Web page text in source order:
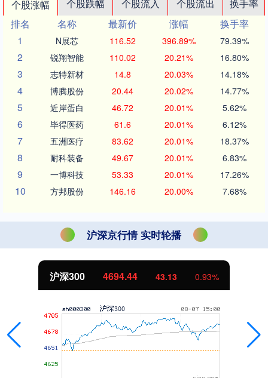
个股涨幅 个股跌幅 个股流入 个股流出
换手率
排名
名称 最新价 涨幅
换手率
1
N展芯 116.52 396.89% 79.39%
2 锐翔智能 110.02 20.21% 16.80%
3 志特新材 14.8 20.03% 14.18%
4 博腾股份 20.44 20.02% 14.77%
5 近岸蛋白 46.72 20.01% 5.62%
6 毕得医药 61.6 20.01% 6.12%
7 五洲医疗 83.62 20.01% 18.37%
8 耐科装备 49.67 20.01% 6.83%
9 一博科技 53.33 20.01% 17.26%
10 方邦股份 146.16 20.00% 7.68%
沪深京行情 实时轮播
沪深300 4694.44 43.13 0.93%